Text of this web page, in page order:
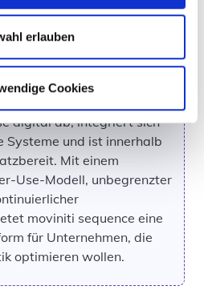
erlauben
Cookies
zuverlässig zu
zu erhöhen und die
digital ab, integriert sich
Systeme und ist innerhalb
Mit einem
Use-Modell, unbegrenzter
moviniti sequence eine
für Unternehmen, die
optimieren wollen.